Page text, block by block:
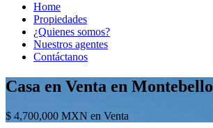
Home
Propiedades
¿Quienes somos?
Nuestros agentes
Contáctanos
Casa en Venta en Montebello
$ 4,700,000 MXN en Venta